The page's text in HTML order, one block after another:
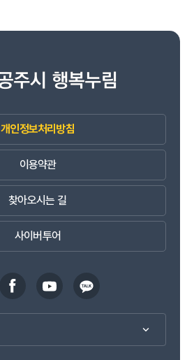
개인정보처리방침
이용약관
찾아오시는 길
사이버투어